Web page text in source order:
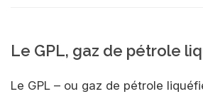
Le GPL, gaz de pétrole
Le GPL – ou gaz de pétrole